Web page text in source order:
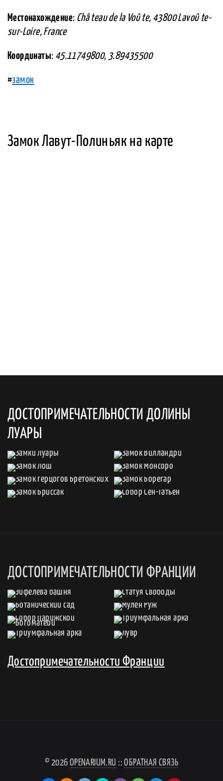
Местонахождение: Châ teau de la Voû te, 43800 Lavoû te-
sur-Loire, France
Координаты: 45.11749800, 3.89435500
#замок
Замок Лавут-Полиньяк на карте
ДОСТОПРИМЕЧАТЕЛЬНОСТИ ДОЛИНЫ
ЛУАРЫ
ДОСТОПРИМЕЧАТЕЛЬНОСТИ ФРАНЦИИ
Достопримечательности Франции
© 2026 OPENARIUM.RU ::ОБРАТНАЯ СВЯЗЬ